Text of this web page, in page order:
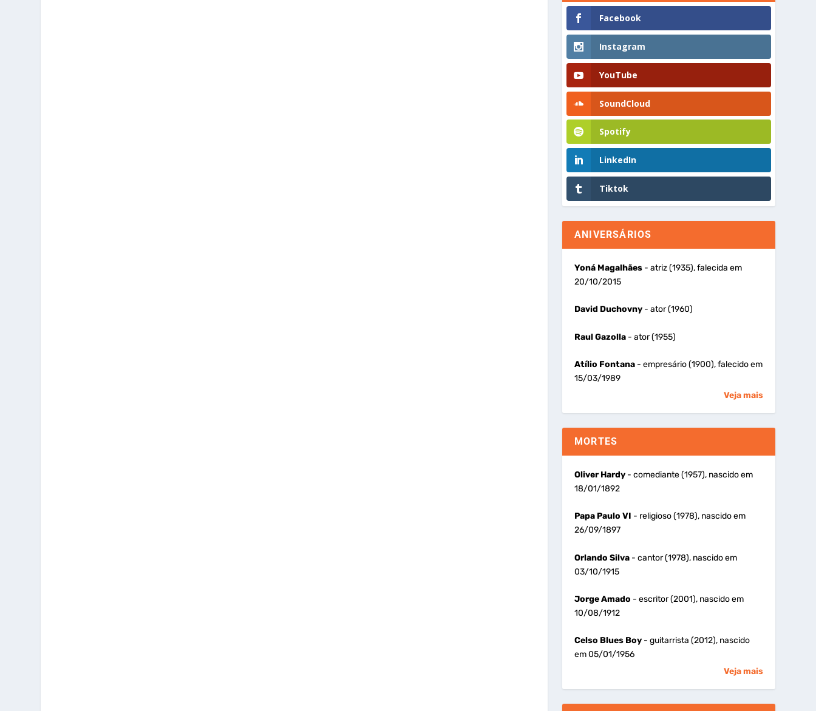
Facebook
Instagram
YouTube
SoundCloud
Spotify
LinkedIn
Tiktok
ANIVERSÁRIOS
Yoná Magalhães- atriz (1935), falecida em
20/10/2015
David Duchovny- ator (1960)
Raul Gazolla- ator (1955)
Atílio Fontana- empresário (1900), falecido em
15/03/1989
Veja mais
MORTES
Oliver Hardy- comediante (1957), nascido em
18/01/1892
Papa Paulo VI - religioso (1978), nascido em
26/09/1897
Orlando Silva- cantor (1978), nascido em
03/10/1915
Jorge Amado - escritor (2001), nascido em
10/08/1912
Celso Blues Boy- guitarrista (2012), nascido
em 05/01/1956
Veja mais